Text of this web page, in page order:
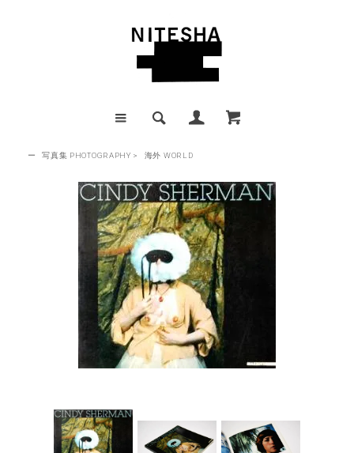
ー 写真集 PHOTOGRAPHY > 海外 WORLD